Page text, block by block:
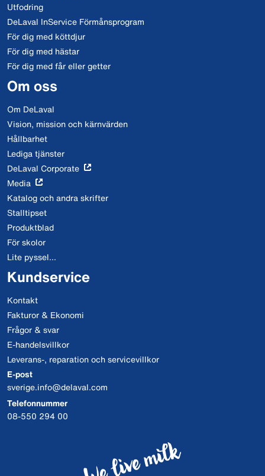
Utfodring
DeLaval InService Förmånsprogram
För dig med köttdjur
För dig med hästar
För dig med får eller getter
Om oss
Om DeLaval
Vision, mission och kärnvärden
Hållbarhet
Lediga tjänster
DeLaval Corporate
Media
Katalog och andra skrifter
Stalltipset
Produktblad
För skolor
Lite pyssel...
Kundservice
Kontakt
Fakturor & Ekonomi
Frågor & svar
E-handelsvillkor
Leverans-, reparation och servicevillkor
E-post
sverige.info@delaval.com
Telefonnummer
08-550 294 00